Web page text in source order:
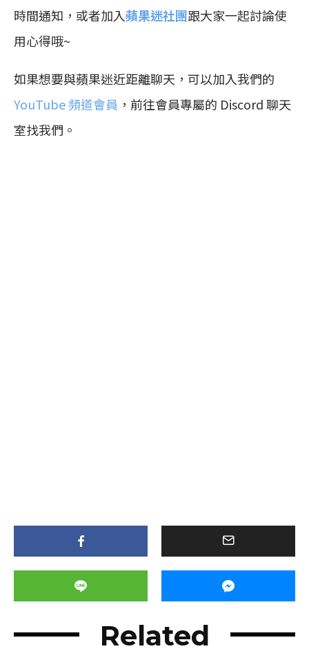
時間通知，或者加入蘋果迷社團跟大家一起討論使
用心得哦~
如果想要與蘋果迷近距離聊天，可以加入我們的
YouTube 頻道會員 ，前往會員專屬的 Discord 聊天
室找我們。
Related